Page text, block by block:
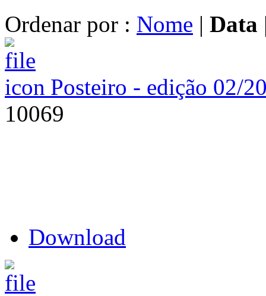
Ordenar por : Nome | Data
Posteiro - edição 02/
10069
Download